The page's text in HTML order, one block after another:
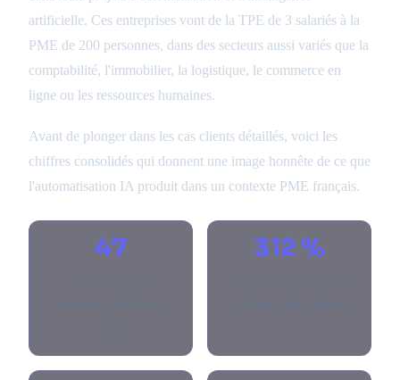
artificielle. Ces entreprises vont de la TPE de 3 salariés à la
PME de 200 personnes, dans des secteurs aussi variés que la
comptabilité, l'immobilier, la logistique, le commerce en
ligne ou les ressources humaines.
Avant de plonger dans les cas clients détaillés, voici les
chiffres consolidés qui donnent une image honnête de ce que
l'automatisation IA produit dans un contexte PME français.
47 312 %